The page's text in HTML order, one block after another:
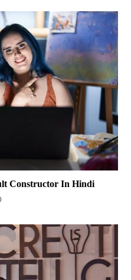
Constructor In Hindi